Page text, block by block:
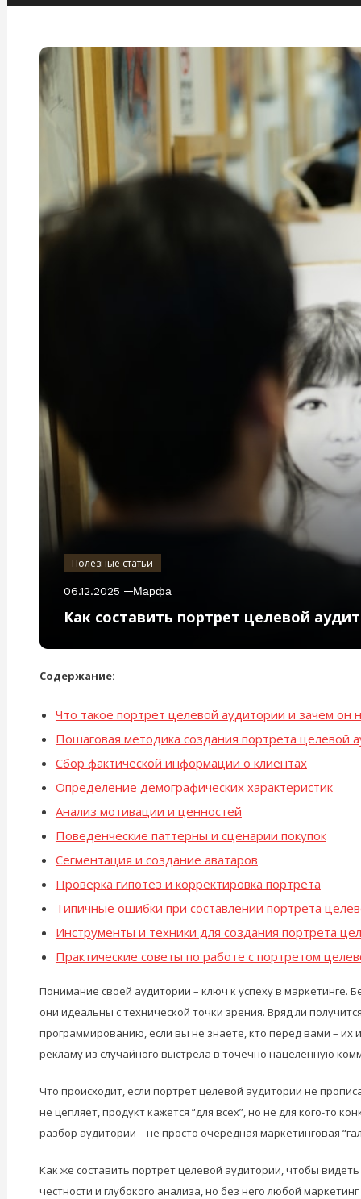
Полезные статьи
06.12.2025 Марфа
Как составить портрет целевой
Содержание:
Что такое портрет целевой аудитории и зачем он
Пошаговая методика создания портрета целевой
Сбор фактической информации о клиентах
Определение демографических характеристик
Анализ мотивации и ценностей
Поведенческие паттерны и сценарии покупок
Сегментация и создание аватаров
Проверка гипотез и корректировка портрета
Типичные ошибки при составлении портрета
Инструменты и техники для создания портрета
Практические советы по работе с портретом
Понимание своей аудитории – ключ к успеху в
они идеальны с технической точки зрения. Вряд ли
программированию, если вы не знаете, кто перед вами – их
рекламу из случайного выстрела в точечно нацеленную
Что происходит, если портрет целевой аудитории не
не цепляет, продукт кажется “для всех”, но не для кого-то
разбор аудитории – не просто очередная маркетинговая
Как же составить портрет целевой аудитории, чтобы
честности и глубокого анализа, но без него любой